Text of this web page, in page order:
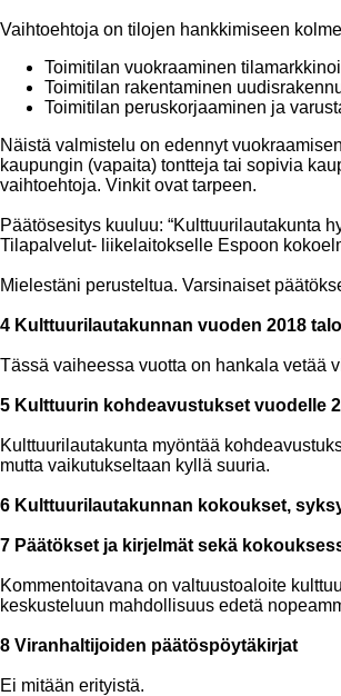
Vaihtoehtoja on tilojen hankkimiseen
Toimitilan vuokraaminen
Toimitilan rakentaminen
Toimitilan peruskorjaaminen ja
Näistä valmistelu on edennyt
kaupungin (vapaita) tontteja tai sopivia
vaihtoehtoja. Vinkit ovat tarpeen.
Päätösesitys kuuluu: “Kulttuurilautakunta
Tilapalvelut- liikelaitokselle Espoon
Mielestäni perusteltua. Varsinaiset
4 Kulttuurilautakunnan vuoden 2018
Tässä vaiheessa vuotta on hankala vetää
5 Kulttuurin kohdeavustukset vuodelle
Kulttuurilautakunta myöntää
mutta vaikutukseltaan kyllä suuria.
6 Kulttuurilautakunnan kokoukset,
7 Päätökset ja kirjelmät sekä
Kommentoitavana on valtuustoaloite
keskusteluun mahdollisuus edetä
8 Viranhaltijoiden päätöspöytäkirjat
Ei mitään erityistä.